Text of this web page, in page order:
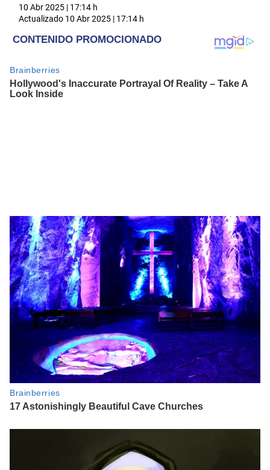
10 Abr 2025 | 17:14 h
Actualizado 10 Abr 2025 | 17:14 h